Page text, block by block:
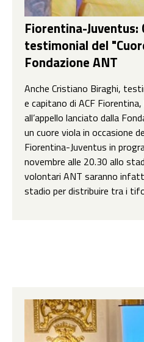
Fiorentina-
testimonial del
Fondazione ANT
Anche Cristiano Biraghi,
e capitano di ACF
all’appello lanciato dalla
un cuore viola in occasione
Fiorentina-Juventus in
novembre alle 20.30 allo
volontari ANT saranno
stadio per distribuire tra i